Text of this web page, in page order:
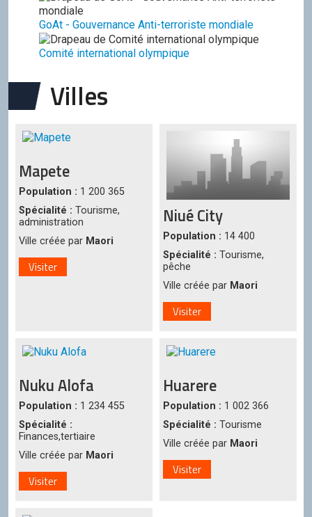
GoAt - Gouvernance Anti-terroriste mondiale
Comité international olympique
Villes
Mapete
Population : 1 200 365
Spécialité : Tourisme,
administration
Ville créée par Maori
Visiter
Niué City
Population : 14 400
Spécialité : Tourisme,
pêche
Ville créée par Maori
Visiter
Nuku Alofa
Population : 1 234 455
Spécialité :
Finances,tertiaire
Ville créée par Maori
Visiter
Huarere
Population : 1 002 366
Spécialité : Tourisme
Ville créée par Maori
Visiter